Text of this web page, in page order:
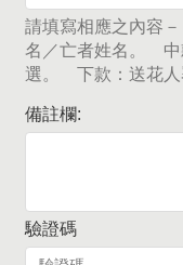
請填寫相應之內容
名／亡者姓名。 中
選。 下款：送花人
備註欄:
驗證碼